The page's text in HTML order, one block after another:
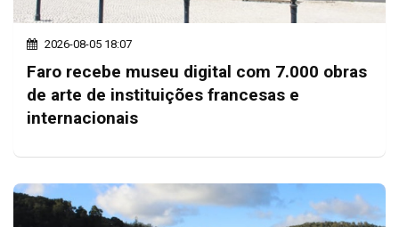
2026-08-05 18:07
Faro recebe museu digital com 7.000 obras
de arte de instituições francesas e
internacionais